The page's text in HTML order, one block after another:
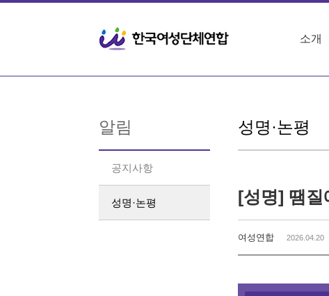
소개
알림
공지사항
성명·논평
성명·논평
여성연합 2026.04.20